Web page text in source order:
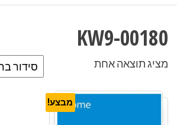
KW9-00180
מציג תוצאה אחת
מבצע!